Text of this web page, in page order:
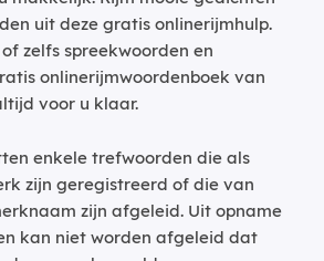
uit deze gratis onlinerijmhulp.
zelfs spreekwoorden en
onlinerijmwoordenboek van
voor u klaar.
enkele trefwoorden die als
zijn geregistreerd of die van
zijn afgeleid. Uit opname
kan niet worden afgeleid dat